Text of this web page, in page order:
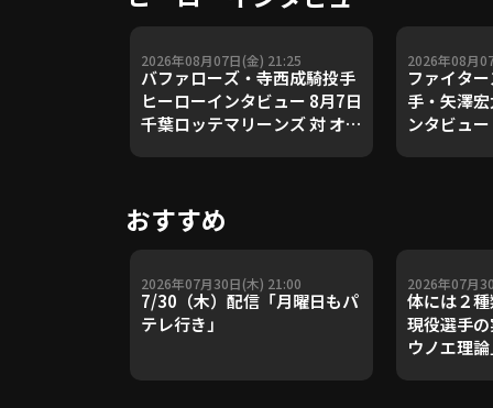
2026年08月07日(金) 21:25
バファローズ・寺西成騎投手
ヒーローインタビュー 8月7日
千葉ロッテマリーンズ 対 オリ
2026年08月
ファイタ
手・矢澤
ンタビュ
おすすめ
2026年07月30日(木) 21:00
7/30（木）配信「月曜日もパ
テレ行き」
2026年07月
体には２
現役選手
ウノエ理